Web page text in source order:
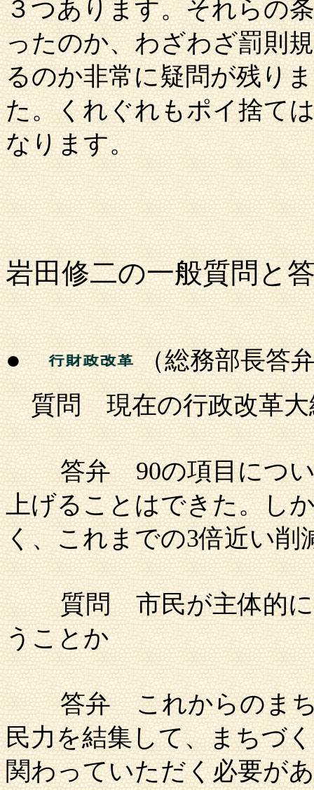
３つあります。それらの
ったのか、わざわざ罰則
るのか非常に疑問が残り
た。くれぐれもポイ捨て
なります。
岩田修二の一般質
●
（総務部長答
質問現在の行政改革大
答弁
90の項目につ
上げることはできた。し
く、これまでの3倍近い削
質問市民が主体的に
うことか
答弁これからのまち
民力を結集して、まちづ
関わっていただく必要が